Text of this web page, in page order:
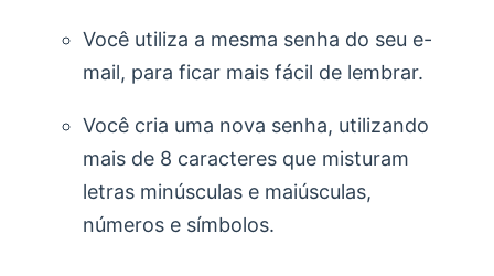
Você utiliza a mesma senha do seu e-
mail, para ficar mais fácil de lembrar.
Você cria uma nova senha, utilizando
mais de 8 caracteres que misturam
letras minúsculas e maiúsculas,
números e símbolos.